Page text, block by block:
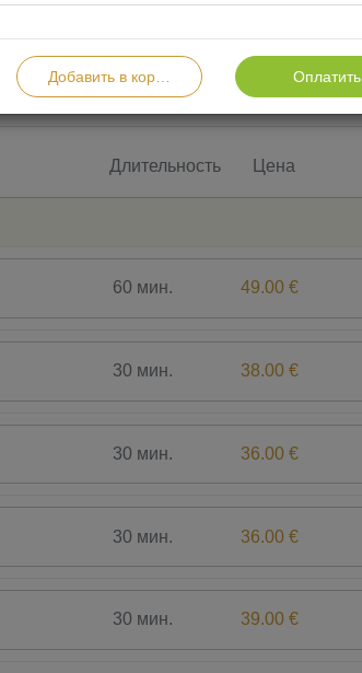
Длительность Цена
60 мин. 49.00 €
30 мин. 38.00 €
30 мин. 36.00 €
30 мин. 36.00 €
30 мин. 39.00 €
Добавить в корзину Оплатить